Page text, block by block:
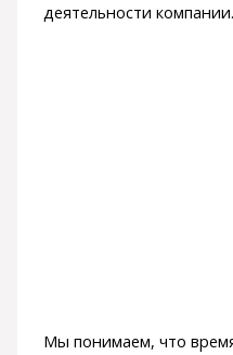
деятельности компании.
Мы понимаем, что